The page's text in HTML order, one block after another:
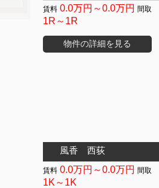
0.0万円～0.0万円
1R～1R
物件の詳細を見る
風香 西荻
0.0万円～0.0万円
1K～1K